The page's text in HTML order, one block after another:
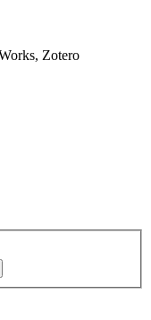
Zotero